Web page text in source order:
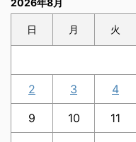
2026年8月
日 月 火
2 3 4
9 10 11